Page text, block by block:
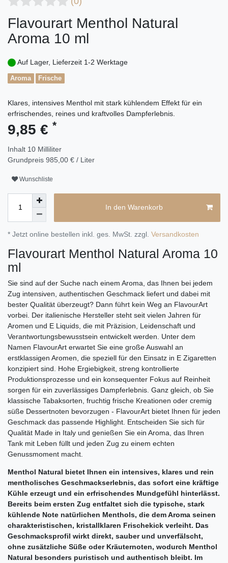
Flavourart Menthol Natural
Aroma 10 ml
Auf Lager, Lieferzeit 1-2 Werktage
Aroma Frische
Klares, intensives Menthol mit stark kühlendem Effekt für ein
erfrischendes, reines und kraftvolles Dampferlebnis.
9,85 € *
Inhalt 10 Milliliter
Grundpreis 985,00 € / Liter
Wunschliste
In den Warenkorb
* Jetzt online bestellen inkl. ges. MwSt. zzgl. Versandkosten
Flavourart Menthol Natural Aroma 10
ml
Sie sind auf der Suche nach einem Aroma, das Ihnen bei jedem
Zug intensiven, authentischen Geschmack liefert und dabei mit
bester Qualität überzeugt? Dann führt kein Weg an FlavourArt
vorbei. Der italienische Hersteller steht seit vielen Jahren für
Aromen und E Liquids, die mit Präzision, Leidenschaft und
Verantwortungsbewusstsein entwickelt werden. Unter dem
Namen FlavourArt erwartet Sie eine große Auswahl an
erstklassigen Aromen, die speziell für den Einsatz in E Zigaretten
konzipiert sind. Hohe Ergiebigkeit, streng kontrollierte
Produktionsprozesse und ein konsequenter Fokus auf Reinheit
sorgen für ein zuverlässiges Dampferlebnis. Ganz gleich, ob Sie
klassische Tabaksorten, fruchtig frische Kreationen oder cremig
süße Dessertnoten bevorzugen - FlavourArt bietet Ihnen für jeden
Geschmack das passende Highlight. Entscheiden Sie sich für
Qualität Made in Italy und genießen Sie ein Aroma, das Ihren
Tank mit Leben füllt und jeden Zug zu einem echten
Genussmoment macht.
Menthol Natural bietet Ihnen ein intensives, klares und rein
mentholisches Geschmackserlebnis, das sofort eine kräftige
Kühle erzeugt und ein erfrischendes Mundgefühl hinterlässt.
Bereits beim ersten Zug entfaltet sich die typische, stark
kühlende Note natürlichen Menthols, die dem Aroma seinen
charakteristischen, kristallklaren Frischekick verleiht. Das
Geschmacksprofil wirkt direkt, sauber und unverfälscht,
ohne zusätzliche Süße oder Kräuternoten, wodurch Menthol
Natural besonders puristisch und authentisch bleibt. Im